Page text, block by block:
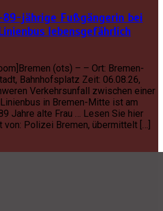
jährige Fußgängerin bei
lebensgefährlich
(ots) – – Ort: Bremen-
Bahnhofsplatz Zeit: 06.08.26,
Verkehrsunfall zwischen einer
in Bremen-Mitte ist am
Jahre alte Frau … Lesen Sie hier
Polizei Bremen, übermittelt […]